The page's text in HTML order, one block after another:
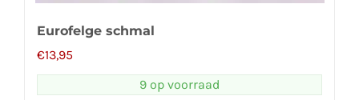
Eurofelge schmal
€13,95
9 op voorraad